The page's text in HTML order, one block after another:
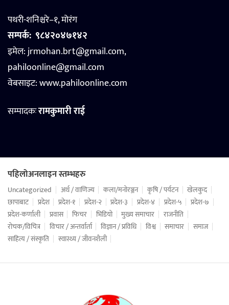
पथरी-शनिश्चरे–१, मोरंग
सम्पर्क: ९८४२०४७१४२
इमेल: jrmohan.brt@gmail.com,
pahiloonline@gmail.com
वेबसाइट:www.pahiloonline.com
सम्पादकःरामकुमारी राई
पहिलोअनलाइन स्तम्भहरु
Uncategorized अर्थ / वाणिज्य कला/मनोरञ्जन कृषि / पर्यटन
खेलकुद
छापाबाट
प्रदेश प्रदेश-१ प्रदेश-२ प्रदेश-३ प्रदेश-४ प्रदेश-५
प्रदेश-७
प्रदेश-कर्णाली
प्रवास फिचर भिडियो मुख्य समाचार
राजनीति
रोचक/विचित्र
विचार / अन्तर्वार्ता विज्ञान / प्रविधि विश्व समाचार
समाज
साहित्य / संस्कृति
स्वास्थ्य / जीवनशैली